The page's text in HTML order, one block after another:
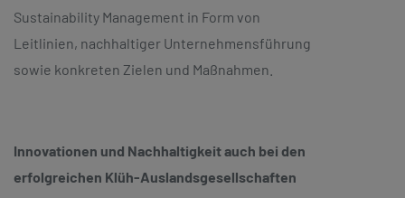
Sustainability Management in Form von
Leitlinien, nachhaltiger Unternehmensführung
sowie konkreten Zielen und Maßnahmen.
Innovationen und Nachhaltigkeit auch bei den
erfolgreichen Klüh-Auslandsgesellschaften